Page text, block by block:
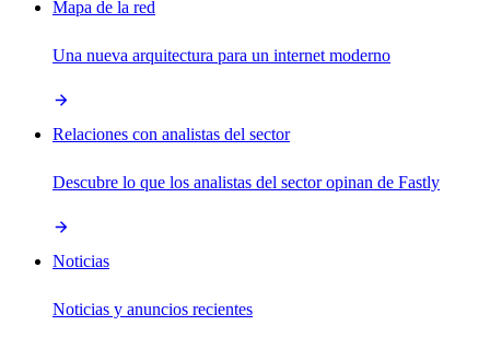
Mapa de la red
Una nueva arquitectura para un internet moderno
Relaciones con analistas del sector
Descubre lo que los analistas del sector opinan de Fastly
Noticias
Noticias y anuncios recientes